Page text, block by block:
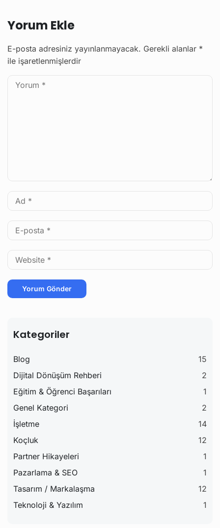
Yorum Ekle
E-posta adresiniz yayınlanmayacak. Gerekli alanlar *
ile işaretlenmişlerdir
Kategoriler
Blog
15
Dijital Dönüşüm Rehberi
2
Eğitim & Öğrenci Başarıları
1
Genel Kategori
2
İşletme
14
Koçluk
12
Partner Hikayeleri
1
Pazarlama & SEO
1
Tasarım / Markalaşma
12
Teknoloji & Yazılım
1